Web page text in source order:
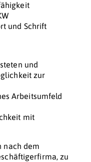
und Schrift
und
zur
Arbeitsumfeld
mit
nach dem
zu